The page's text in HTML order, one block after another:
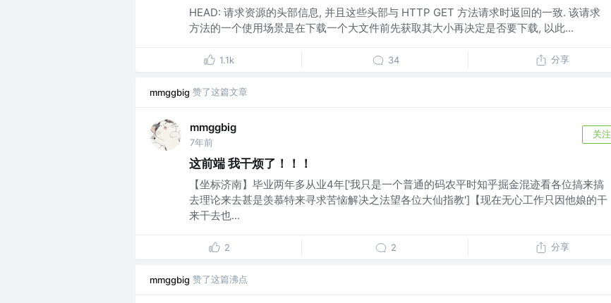
HEAD: 请求资源的头部信息, 并且这些头部与 HTTP GET 方法请求时返回的一致. 该请求
方法的一个使用场景是在下载一个大文件前先获取其大小再决定是否要下载, 以此...
1.1k 34 分享
mmggbig 赞了这篇文章
mmggbig
7年前
关注
这前端 我干烦了！！！
【坐标济南】毕业两年多从业4年['我只是一个普通的码农平时知乎掘金混迹看各位搞来搞
去理论来去甚是羡慕特来寻求苦恼解决之法望各位大仙指教']【现在无心工作只因他娘的干
来干去也...
2 2 分享
mmggbig 赞了这篇沸点